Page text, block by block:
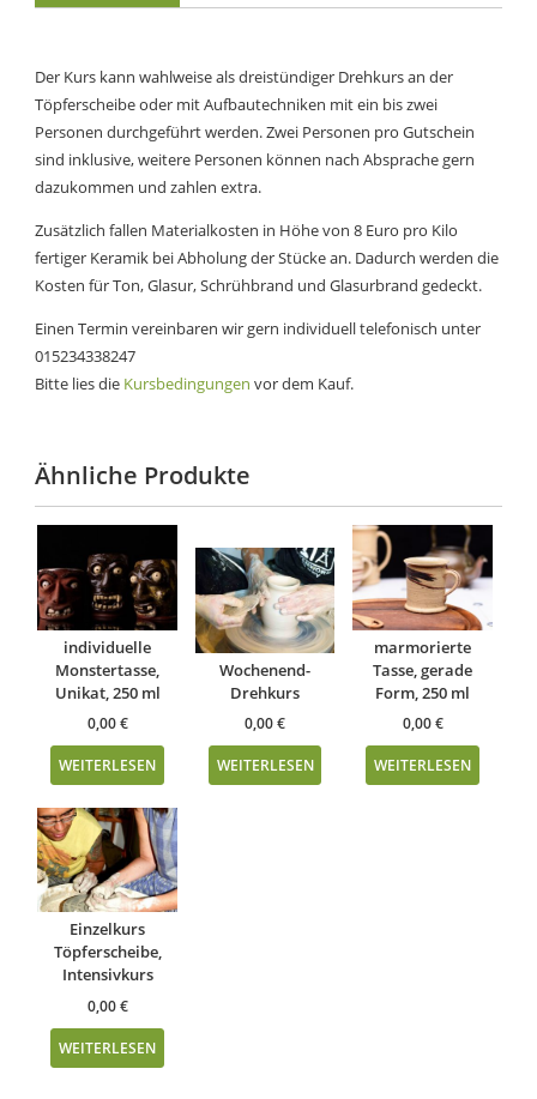
Der Kurs kann wahlweise als dreistündiger Drehkurs an der
Töpferscheibe oder mit Aufbautechniken mit ein bis zwei
Personen durchgeführt werden. Zwei Personen pro Gutschein
sind inklusive, weitere Personen können nach Absprache gern
dazukommen und zahlen extra.
Zusätzlich fallen Materialkosten in Höhe von 8 Euro pro Kilo
fertiger Keramik bei Abholung der Stücke an. Dadurch werden die
Kosten für Ton, Glasur, Schrühbrand und Glasurbrand gedeckt.
Einen Termin vereinbaren wir gern individuell telefonisch unter
015234338247
Bitte lies die Kursbedingungen vor dem Kauf.
Ähnliche Produkte
individuelle
Monstertasse,
Unikat, 250 ml
0,00€
WEITERLESEN
Wochenend-
Drehkurs
0,00€
WEITERLESEN
marmorierte
Tasse, gerade
Form, 250 ml
0,00€
WEITERLESEN
Einzelkurs
Töpferscheibe,
Intensivkurs
0,00€
WEITERLESEN